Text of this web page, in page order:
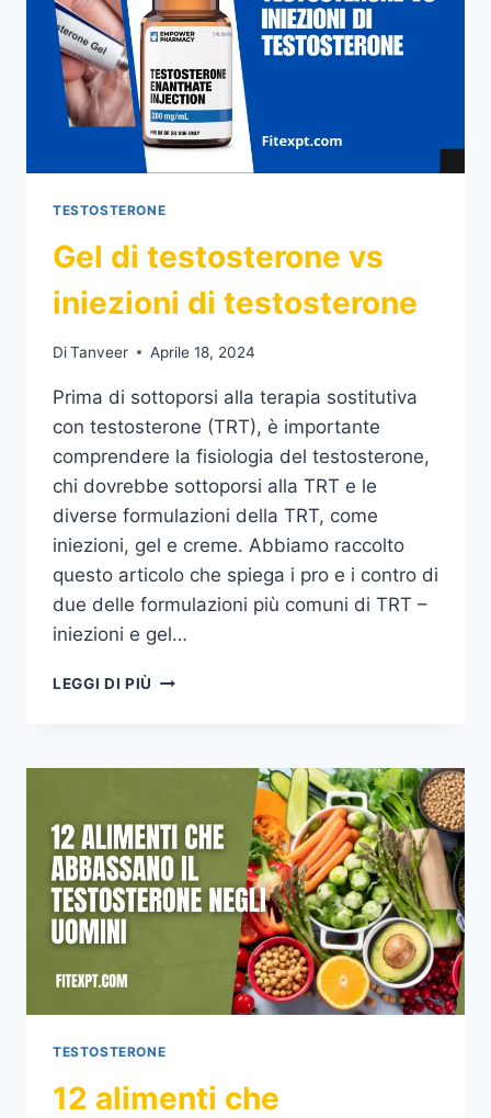
TESTOSTERONE
Gel di testosterone vs
iniezioni di testosterone
DiTanveer Aprile 18, 2024
Prima di sottoporsi alla terapia sostitutiva
con testosterone (TRT), è importante
comprendere la fisiologia del testosterone,
chi dovrebbe sottoporsi alla TRT e le
diverse formulazioni della TRT, come
iniezioni, gel e creme. Abbiamo raccolto
questo articolo che spiega i pro e i contro di
due delle formulazioni più comuni di TRT –
iniezioni e gel…
LEGGI DI PIÙ GEL
INIEZIONI
TESTOSTERONE
TESTOSTERONE
12 alimenti che